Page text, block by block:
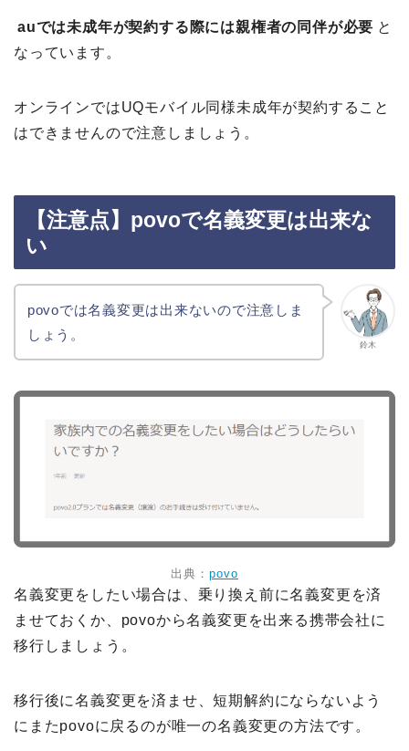
auでは未成年が契約する際には親権者の同伴が必要 と
なっています。
オンラインではUQモバイル同様未成年が契約すること
はできませんので注意しましょう。
【注意点】povoで名義変更は出来な
い
鈴木
povoでは名義変更は出来ないので注意しま
しょう。
出典： povo
名義変更をしたい場合は、乗り換え前に名義変更を済
ませておくか、povoから名義変更を出来る携帯会社に
移行しましょう。
移行後に名義変更を済ませ、短期解約にならないよう
にまたpovoに戻るのが唯一の名義変更の方法です。